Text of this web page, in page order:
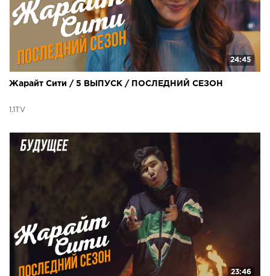
24:45
Жарайт Сити / 5 ВЫПУСК / ПОСЛЕДНИЙ СЕЗОН
1.1TV
23:46